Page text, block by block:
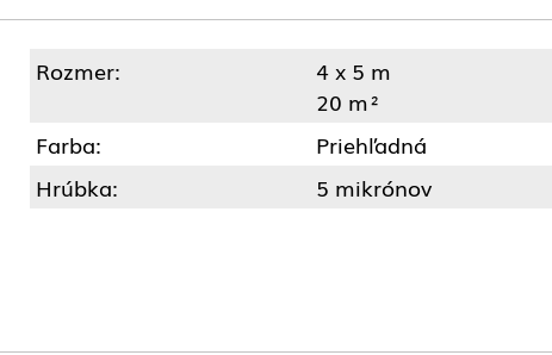
Rozmer:
4 x 5 m
20 m²
Farba:
Priehľadná
Hrúbka:
5 mikrónov